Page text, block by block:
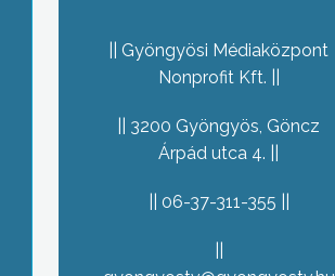
Gyöngyösi Médiaközpont
Nonprofit Kft.
3200 Gyöngyös, Göncz
Árpád utca 4.
06-37-311-355